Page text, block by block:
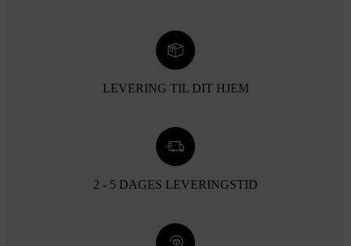
LEVERING TIL DIT HJEM
2 - 5 DAGES LEVERINGSTID